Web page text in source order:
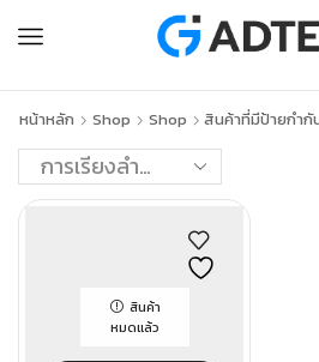
หน้าหลัก Shop Shop สินค้าที่มีป้ายกำกั
สินค้า
หมดแล้ว